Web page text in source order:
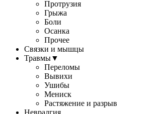
Протрузия
Грыжа
Боли
Осанка
Прочее
Связки и мышцы
Травмы▼
Переломы
Вывихи
Ушибы
Мениск
Растяжение и разрыв
Невралгия